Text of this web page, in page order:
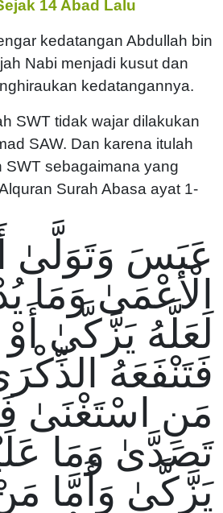
14 Abad Lalu
kedatangan Abdullah bin
Nabi menjadi kusut dan
kedatangannya.
SWT tidak wajar dilakukan
SAW. Dan karena itulah
SWT sebagaimana yang
Surah Abasa ayat 1-
عَبَسَ وَتَوَلَّىٰ
الْأَعْمَىٰ وَمَا
لَعَلَّهُ يَزَّكَّىٰ أَوْ
فَتَنْفَعَهُ
مَنِ اسْتَغْنَىٰ
تَصَدَّىٰ وَمَا
يَزَّكَّىٰ وَأَمَّا